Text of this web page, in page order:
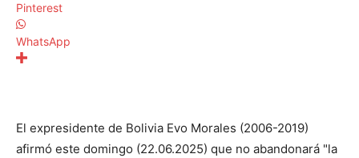
Pinterest
WhatsApp
El expresidente de Bolivia Evo Morales (2006-2019)
afirmó este domingo (22.06.2025) que no abandonará "la